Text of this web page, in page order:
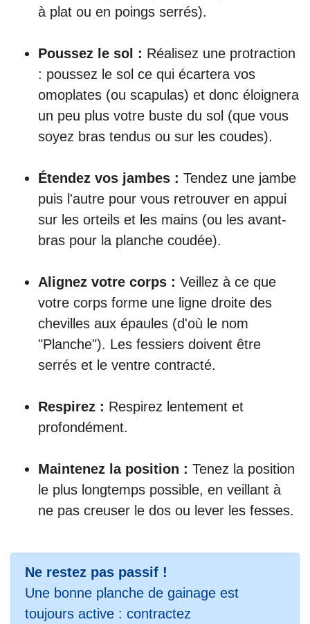
à plat ou en poings serrés).
Poussez le sol : Réalisez une protraction
: poussez le sol ce qui écartera vos
omoplates (ou scapulas) et donc éloignera
un peu plus votre buste du sol (que vous
soyez bras tendus ou sur les coudes).
Étendez vos jambes : Tendez une jambe
puis l'autre pour vous retrouver en appui
sur les orteils et les mains (ou les avant-
bras pour la planche coudée).
Alignez votre corps : Veillez à ce que
votre corps forme une ligne droite des
chevilles aux épaules (d'où le nom
"Planche"). Les fessiers doivent être
serrés et le ventre contracté.
Respirez : Respirez lentement et
profondément.
Maintenez la position : Tenez la position
le plus longtemps possible, en veillant à
ne pas creuser le dos ou lever les fesses.
Ne restez pas passif !
Une bonne planche de gainage est
toujours active : contractez